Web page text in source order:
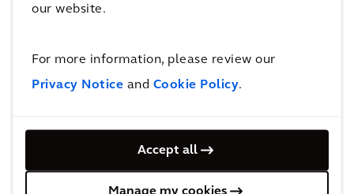
our website.
For more information, please review our
Privacy Notice and Cookie Policy.
Accept all
Manage my cookies
MEER INFORMATIE
Verder hebben we drie SDG’s met een
waaraan we ook een positieve
bijdrage kunnen leveren: